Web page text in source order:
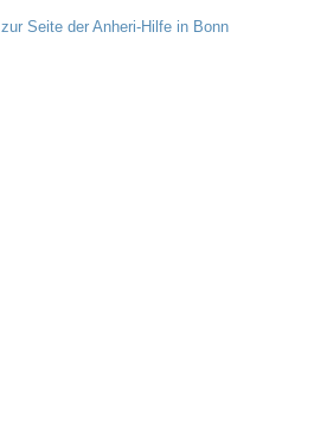
zur Seite der Anheri-Hilfe in Bonn